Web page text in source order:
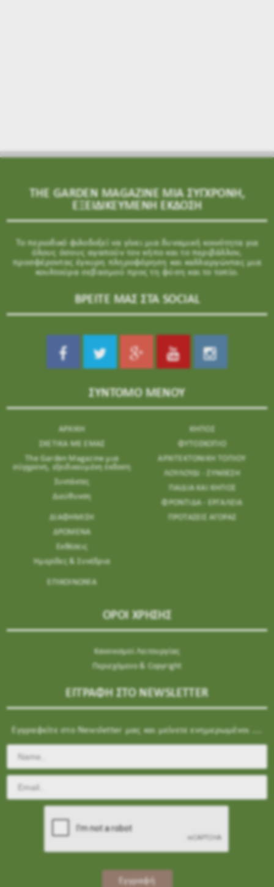
THE GARDEN MAGAZINE ΜΙΑ ΣΥΓΧΡΟΝΗ,
ΕΞΕΙΔΙΚΕΥΜΕΝΗ ΕΚΔΟΣΗ
Το περιοδικό φιλοδοξεί να γίνει μια δυναμική κοινότητα για
όλους όσους αγαπούν τον κήπο και το περιβάλλον,
προσφέροντας έγκυρη πληροφόρηση και καλλιεργώντας μια
κουλτούρα σεβασμού προς τη φύση και το τοπίο.
ΒΡΕΙΤΕ ΜΑΣ ΣΤΑ SOCIAL
ΣΥΝΤΟΜΟ ΜΕΝΟΥ
ΑΡΧΙΚΗ
ΣΧΕΤΙΚΑ ΜΕ ΕΜΑΣ
The Garden Magazine μια
σύγχρονη, εξειδικευμένη έκδοση
Συντάκτες
Διεύθυνση
ΔΙΑΦΗΜΙΣΗ
ΔΡΩΜΕΝΑ
Εκθέσεις
Ημερίδες & Συνέδρια
ΕΠΙΚΟΙΝΩΝΊΑ
ΚΗΠΟΣ
ΦΥΤΟΣΚΟΠΙΟ
ΑΡΧΙΤΕΚΤΟΝΙΚΗ ΤΟΠΙΟΥ
ΛΟΥΛΟΥΔΙ - ΣΥΝΘΕΣΗ
ΠΑΙΔΙΑ ΚΑΙ ΚΗΠΟΣ
ΦΡΟΝΤΙΔΑ - ΕΡΓΑΛΕΙΑ
ΠΡΟΤΑΣΕΙΣ ΑΓΟΡΑΣ
ΟΡΟΙ ΧΡΗΣΗΣ
Κανονισμοί Λειτουργίας
Περιεχόμενο & Copyright
ΕΓΓΡΑΦΗ ΣΤΟ NEWSLETTER
Εγγραφείτε στο Newsletter μας και μείνετε ενημερωμένοι ....
Εγγραφή